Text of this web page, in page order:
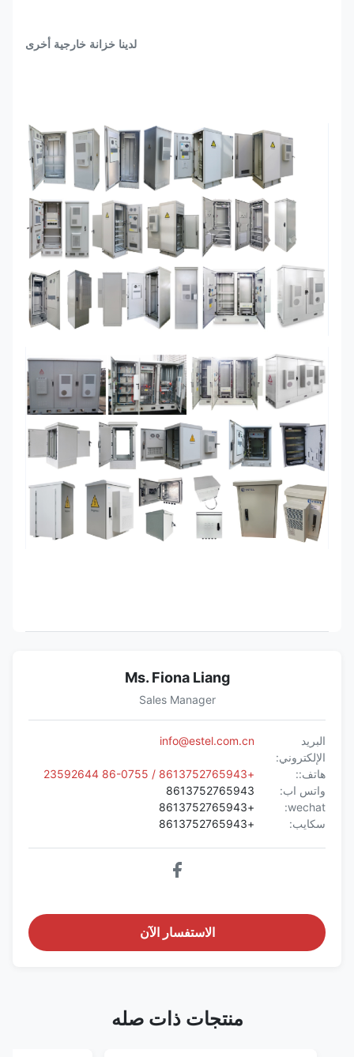
لدينا خزانة خارجية أخرى
Ms. Fiona Liang
Sales Manager
البريد
الإلكتروني:
info@estel.com.cn
هاتف::
+8613752765943 / 86-0755 23592644
واتس اب:
8613752765943
wechat:
+8613752765943
سكايب:
+8613752765943
الاستفسار الآن
منتجات ذات صله